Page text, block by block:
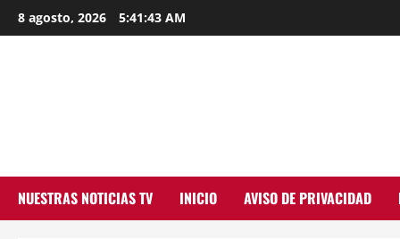
Skip
to
8 agosto, 2026 5:41:43 AM
NUESTRAS NOTICIAS TV INICIO AVISO DE PRIVACIDAD